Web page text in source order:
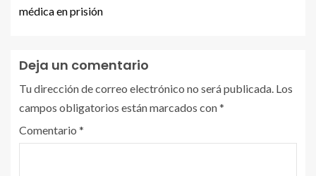
médica en prisión
Deja un comentario
Tu dirección de correo electrónico no será publicada. Los
campos obligatorios están marcados con*
Comentario *